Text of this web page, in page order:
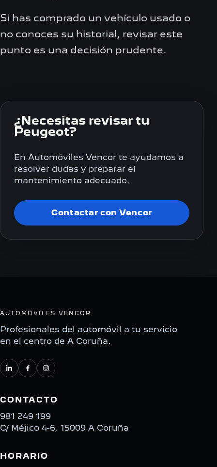
Si has comprado un vehículo usado o
no conoces su historial, revisar este
punto es una decisión prudente.
¿Necesitas revisar tu
Peugeot?
En Automóviles Vencor te ayudamos a
resolver dudas y preparar el
mantenimiento adecuado.
Contactar con Vencor
AUTOMÓVILES VENCOR
Profesionales del automóvil a tu servicio
en el centro de A Coruña.
CONTACTO
981 249 199
C/ Méjico 4-6, 15009 A Coruña
HORARIO